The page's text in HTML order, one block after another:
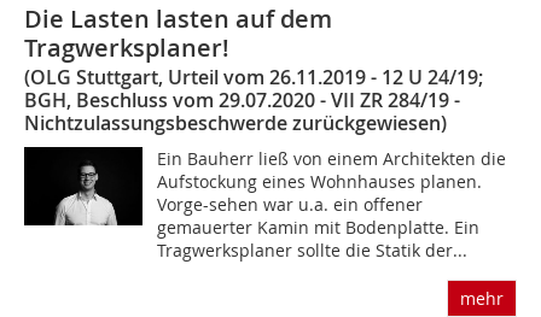
Die Lasten lasten auf dem
Tragwerksplaner!
(OLG Stuttgart, Urteil vom 26.11.2019 - 12 U 24/19;
BGH, Beschluss vom 29.07.2020 - VII ZR 284/19 -
Nichtzulassungsbeschwerde zurückgewiesen)
Ein Bauherr ließ von einem Architekten die
Aufstockung eines Wohnhauses planen.
Vorge-sehen war u.a. ein offener
gemauerter Kamin mit Bodenplatte. Ein
Tragwerksplaner sollte die Statik der...
mehr